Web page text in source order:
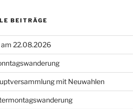
BEITRÄGE
22.08.2026
mit Neuwahlen